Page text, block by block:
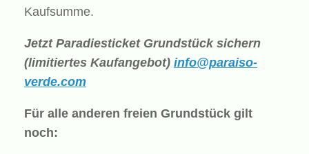
Kaufsumme.
Jetzt Paradiesticket Grundstück sichern
(limitiertes Kaufangebot) info@paraiso-
verde.com
Für alle anderen freien Grundstück gilt
noch: